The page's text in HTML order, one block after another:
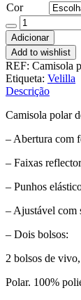
Cor
Quantidade
de
Camisola
polar
de
alta
visibilidade
180
Adicionar
Add to wishlist
REF: Camisola
Etiqueta: Velilla
Descrição
Camisola polar
– Abertura com
– Faixas
– Punhos
– Ajustável com
– Dois bolsos:
2 bolsos de
Polar. 100%